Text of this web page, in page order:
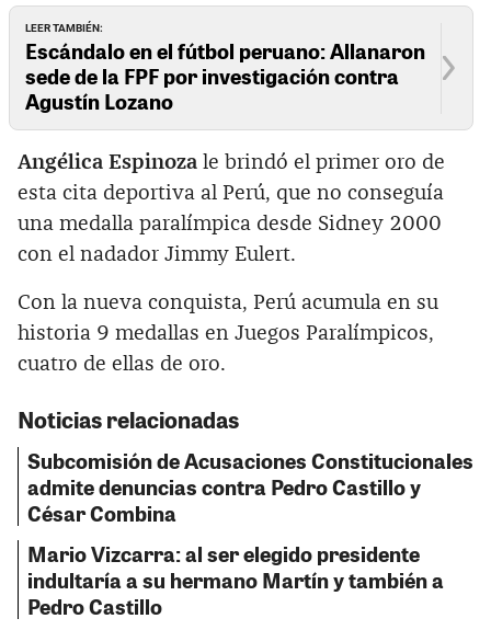
LEER TAMBIÉN:
Escándalo en el fútbol peruano: Allanaron
sede de la FPF por investigación contra
Agustín Lozano
Angélica Espinoza le brindó el primer oro de
esta cita deportiva al Perú, que no conseguía
una medalla paralímpica desde Sidney 2000
con el nadador Jimmy Eulert.
Con la nueva conquista, Perú acumula en su
historia 9 medallas en Juegos Paralímpicos,
cuatro de ellas de oro.
Noticias relacionadas
Subcomisión de Acusaciones Constitucionales
admite denuncias contra Pedro Castillo y
César Combina
Mario Vizcarra: al ser elegido presidente
indultaría a su hermano Martín y también a
Pedro Castillo